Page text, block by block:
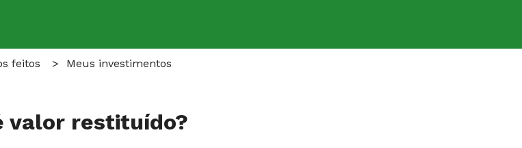
feitos Meus investimentos
valor restituído?